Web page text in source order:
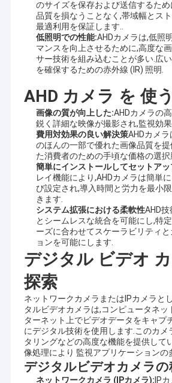
のサイズを保存および送信するた
品質を損なうことなく,帯域幅とス
最適利用を保証します..
低照明での性能:AHDカメラは,低照
マンスを向上させるために,高度な
サー技術を組み込むことが多い.広
を確保するための赤外線 (IR) 照明.
AHD カメラ を 使
画像の質が向上した:AHDカメラの
鋭く詳細な映像が撮影され,監視効
費用対効果の良い解決策AHDカメラ
のほんの一部で優れた画像品質を
た消費者のための手頃な価格の選
簡単にインストールしてセットアッ
レイ機能により,AHDカメラは簡単
び設定され,導入時間と労力を最小
きます.
システム拡張における柔軟性AHD
とシームレスな統合を可能にし,特
ーズに合わせてスケーラビリティ
ョンを可能にします.
デジタル ビデオ
探索
ネットワークカメラまたはIPカメラと
タルビデオカメラは,コンピュータネッ
ターネット上でビデオデータをキャプ
にデジタル技術を使用します.このカメ
タリングなどの高度な機能を提供して
像処理により 監視アプリケーションの
デジタルビデオカメラの
ネットワークカメラ (IPカメラ): IP